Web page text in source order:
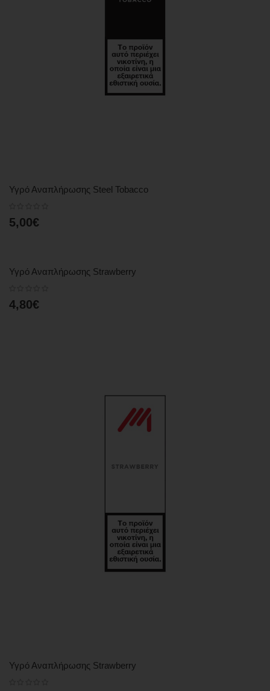
Υγρό Αναπλήρωσης Steel Tobacco
5,00€
Υγρό Αναπλήρωσης Strawberry
4,80€
Υγρό Αναπλήρωσης Strawberry